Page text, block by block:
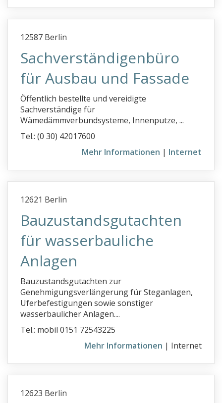
12587 Berlin
Sachverständigenbüro
für Ausbau und Fassade
Öffentlich bestellte und vereidigte
Sachverständige für
Wämedämmverbundsysteme, Innenputze, ...
Tel.: (0 30) 42017600
Mehr Informationen | Internet
12621 Berlin
Bauzustandsgutachten
für wasserbauliche
Anlagen
Bauzustandsgutachten zur
Genehmigungsverlängerung für Steganlagen,
Uferbefestigungen sowie sonstiger
wasserbaulicher Anlagen....
Tel.: mobil 0151 72543225
Mehr Informationen | Internet
12623 Berlin